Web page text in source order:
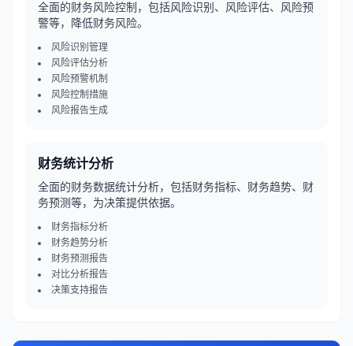
全面的财务风险控制，包括风险识别、风险评估、风险预
警等，降低财务风险。
风险识别管理
风险评估分析
风险预警机制
风险控制措施
风险报告生成
财务统计分析
全面的财务数据统计分析，包括财务指标、财务趋势、财
务预测等，为决策提供依据。
财务指标分析
财务趋势分析
财务预测报告
对比分析报告
决策支持报告